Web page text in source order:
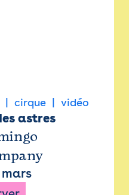
cirque vidéo
astres